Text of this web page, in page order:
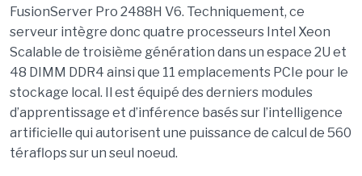
FusionServer Pro 2488H V6. Techniquement, ce
serveur intègre donc quatre processeurs Intel Xeon
Scalable de troisième génération dans un espace 2U et
48 DIMM DDR4 ainsi que 11 emplacements PCIe pour le
stockage local. Il est équipé des derniers modules
d’apprentissage et d’inférence basés sur l’intelligence
artificielle qui autorisent une puissance de calcul de 560
téraflops sur un seul noeud.